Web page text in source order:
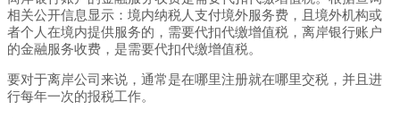
相关公开信息显示：境内纳税人支付境外服务费，且境外机构或
者个人在境内提供服务的，需要代扣代缴增值税，离岸银行账户
的金融服务收费，是需要代扣代缴增值税。
要对于离岸公司来说，通常是在哪里注册就在哪里交税，并且进
行每年一次的报税工作。